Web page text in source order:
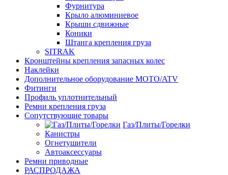
Фурнитура
Крыло алюминиевое
Крыши сдвижные
Коники
Штанга крепления груза
SITRAK
Кронштейны крепления запасных колес
Наклейки
Дополнительное оборудование MOTO/ATV
Фитинги
Профиль уплотнительный
Ремни крепления груза
Сопутствующие товары
Газ/Плиты/Горелки
Канистры
Огнетушители
Автоаксессуары
Ремни приводные
РАСПРОДАЖА